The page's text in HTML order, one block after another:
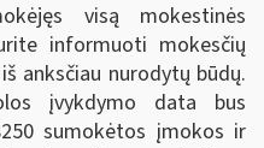
visą mokestinės
informuoti mokesčių
anksčiau nurodytų būdų.
įvykdymo data bus
sumokėtos įmokos ir